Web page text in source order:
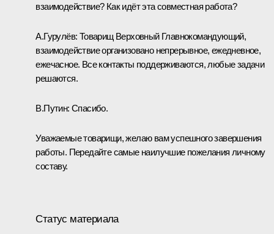
взаимодействие? Как идёт эта совместная работа?
А.Гурулёв: Товарищ Верховный Главнокомандующий,
взаимодействие организовано непрерывное, ежедневное,
ежечасное. Все контакты поддерживаются, любые задачи
решаются.
В.Путин: Спасибо.
Уважаемые товарищи, желаю вам успешного завершения
работы. Передайте самые наилучшие пожелания личному
составу.
Статус материала